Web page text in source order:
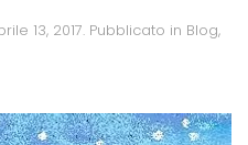
13, 2017. Pubblicato in Blog,